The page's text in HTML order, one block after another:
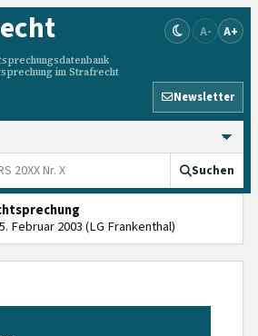
im Strafrecht
A- A+
Newsletter
Suchen
Februar 2003 (LG Frankenthal)